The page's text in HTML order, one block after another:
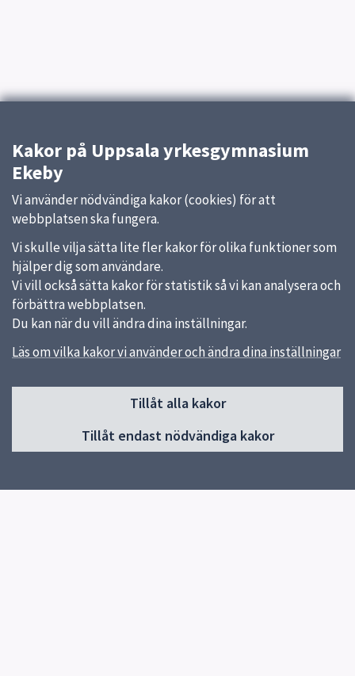
Kakor på Uppsala yrkesgymnasium
Ekeby
Vi använder nödvändiga kakor (cookies) för att
webbplatsen ska fungera.
Vi skulle vilja sätta lite fler kakor för olika funktioner som
hjälper dig som användare.
Vi vill också sätta kakor för statistik så vi kan analysera och
förbättra webbplatsen.
Du kan när du vill ändra dina inställningar.
Läs om vilka kakor vi använder och ändra dina inställningar
Tillåt alla kakor
Tillåt endast nödvändiga kakor